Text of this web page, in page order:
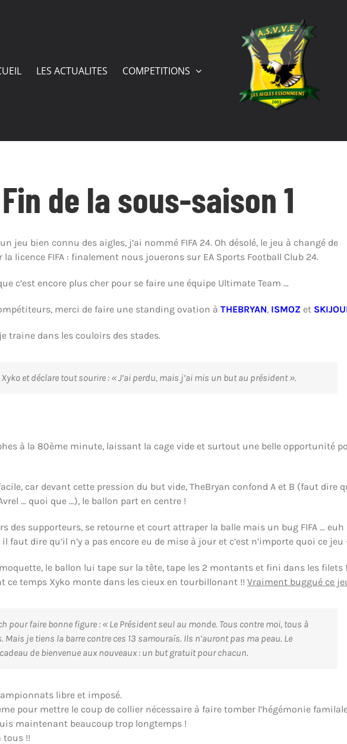
LES ACTUALITES COMPETITIONS
Fin de la sous-saison 1
jeu bien connu des aigles, j’ai nommé FIFA 24. Oh désolé, le jeu à changé de
la licence FIFA : finalement nous jouerons sur EA Sports Football Club 24.
c’est encore plus cher pour se faire une équipe Ultimate Team …
merci de faire une standing ovation à THEBRYAN, ISMOZ et
traine dans les couloirs des stades.
et déclare tout sourire : « J’ai perdu, mais j’ai mis un but au président ».
à la 80ème minute, laissant la cage vide et surtout une belle opportunité
car devant cette pression du but vide, TheBryan confond A et B (faut dire
… quoi que …), le ballon part en centre !
des supporteurs, se retourne et court attraper la balle mais un bug FIFA … euh
faut dire qu’il n’y a pas encore eu de mise à jour et c’est n’importe quoi ce jeu
le ballon lui tape sur la tête, tape les 2 montants et fini dans les filets
ce temps Xyko monte dans les cieux en tourbillonant !! Vraiment buggué ce
pour faire bonne figure : « Le Président seul au monde. Tous contre moi, tous à
je tiens la barre contre ces 13 samouraïs. Ils n’auront pas ma peau. Le
de bienvenue aux nouveaux : un but gratuit pour chacun.
libre et imposé.
pour mettre le coup de collier nécessaire à faire tomber l’hégémonie
maintenant beaucoup trop longtemps !
tous !!